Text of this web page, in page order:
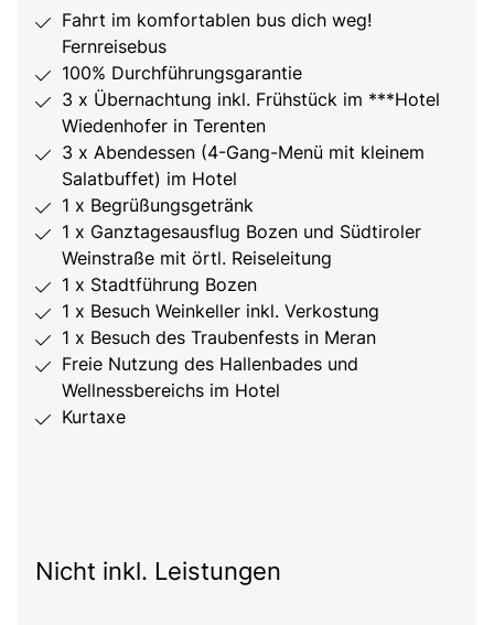
Fahrt im komfortablen bus dich weg!
Fernreisebus
100% Durchführungsgarantie
3 x Übernachtung inkl. Frühstück im ***Hotel
Wiedenhofer in Terenten
3 x Abendessen (4-Gang-Menü mit kleinem
Salatbuffet) im Hotel
1 x Begrüßungsgetränk
1 x Ganztagesausflug Bozen und Südtiroler
Weinstraße mit örtl. Reiseleitung
1 x Stadtführung Bozen
1 x Besuch Weinkeller inkl. Verkostung
1 x Besuch des Traubenfests in Meran
Freie Nutzung des Hallenbades und
Wellnessbereichs im Hotel
Kurtaxe
Nicht inkl. Leistungen